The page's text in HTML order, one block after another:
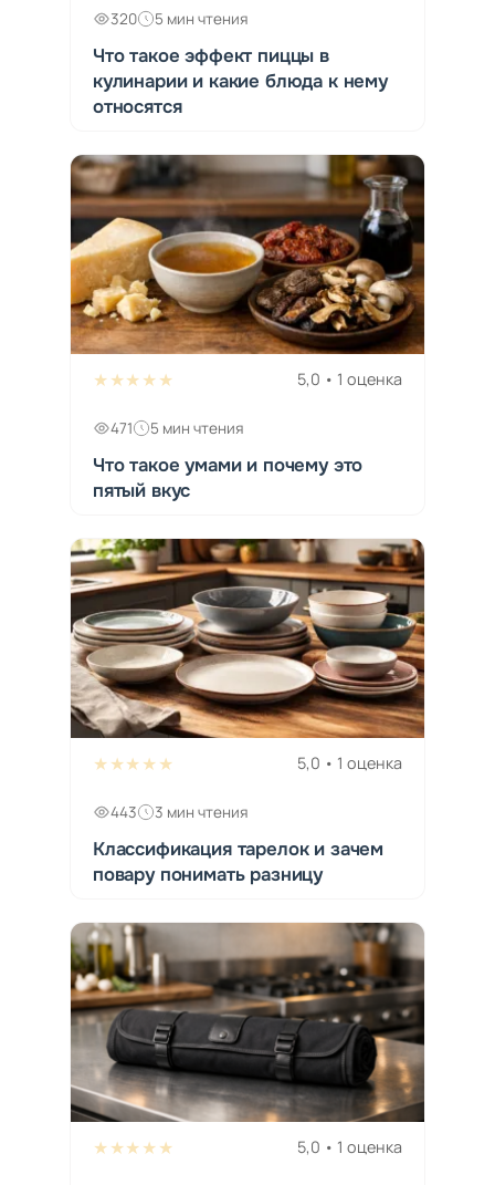
320 5 мин чтения
Что такое эффект пиццы в
кулинарии и какие блюда к нему
относятся
★★★★★ 5,0 • 1 оценка
471 5 мин чтения
Что такое умами и почему это
пятый вкус
★★★★★ 5,0 • 1 оценка
443 3 мин чтения
Классификация тарелок и зачем
повару понимать разницу
★★★★★ 5,0 • 1 оценка